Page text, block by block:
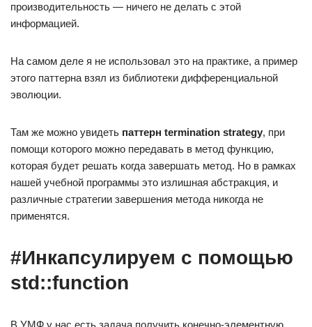
производительность — ничего не делать с этой
информацией.
На самом деле я не использовал это на практике, а пример
этого паттерна взял из библиотеки дифференциальной
эволюции.
Там же можно увидеть паттерн termination strategy, при
помощи которого можно передавать в метод функцию,
которая будет решать когда завершать метод. Но в рамках
нашей учебной программы это излишная абстракция, и
различные стратегии завершения метода никогда не
применятся.
#Инкапсулируем с помощью
std::function
В УМФ у нас есть задача получить конечно-элементную